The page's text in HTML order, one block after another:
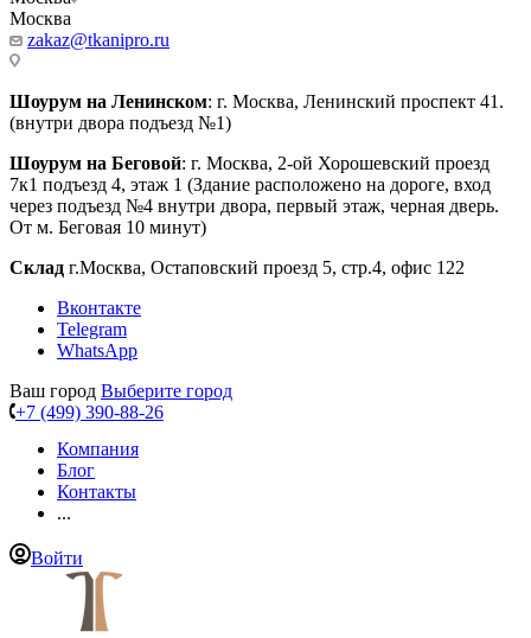
Москва
zakaz@tkanipro.ru
Шоурум на Ленинском: г. Москва, Ленинский проспект 41.
(внутри двора подъезд №1)
Шоурум на Беговой: г. Москва, 2-ой Хорошевский проезд
7к1 подъезд 4, этаж 1 (Здание расположено на дороге, вход
через подъезд №4 внутри двора, первый этаж, черная дверь.
От м. Беговая 10 минут)
Склад г.Москва, Остаповский проезд 5, стр.4, офис 122
Вконтакте
Telegram
WhatsApp
Ваш город Выберите город
+7 (499) 390-88-26
Компания
Блог
Контакты
...
Войти